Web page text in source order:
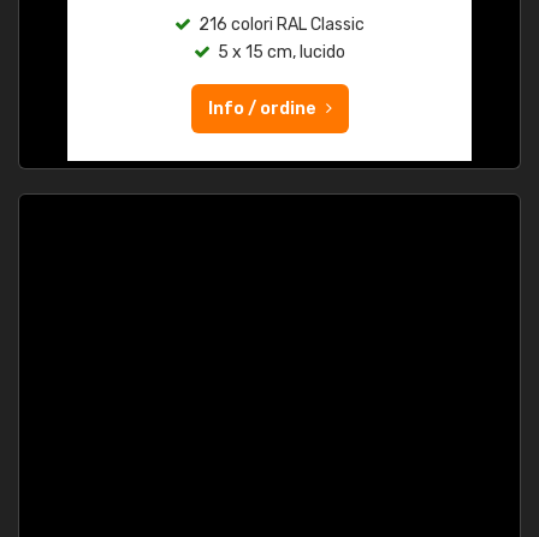
216 colori RAL Classic
5 x 15 cm, lucido
Info / ordine